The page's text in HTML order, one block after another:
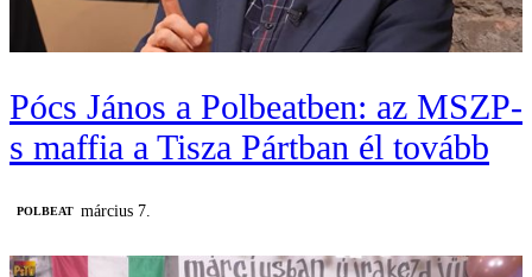
Pócs János a Polbeatben: az MSZP-
s maffia a Tisza Pártban él tovább
‎POLBEAT március 7.